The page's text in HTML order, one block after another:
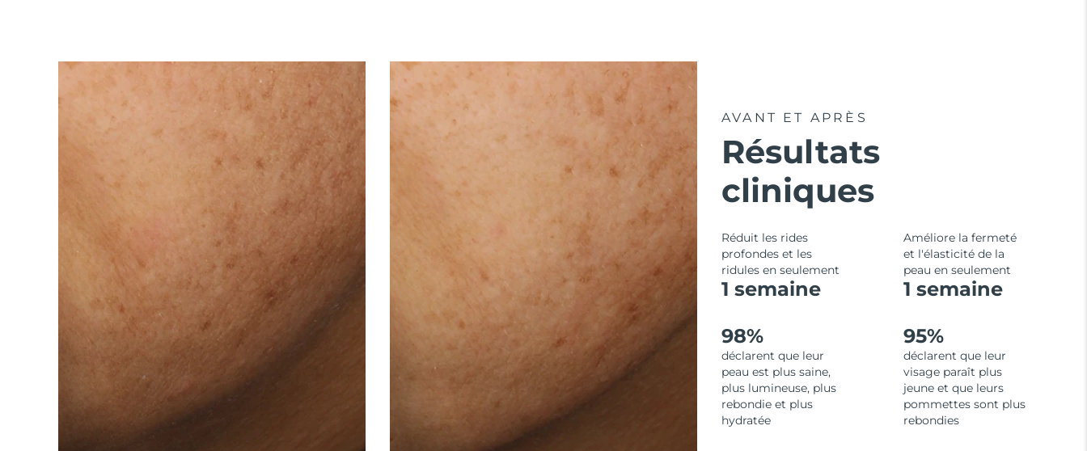
AVANT ET APRÈS
Résultats
cliniques
Réduit les rides
profondes et les
ridules en seulement
1 semaine
Améliore la fermeté
et l'élasticité de la
peau en seulement
1 semaine
98%
déclarent que leur
peau est plus saine,
plus lumineuse, plus
rebondie et plus
hydratée
95%
déclarent que leur
visage paraît plus
jeune et que leurs
pommettes sont plus
rebondies